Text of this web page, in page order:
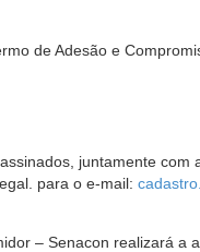
de Adesão e
juntamente
para o e-mail:
– Senacon realizará